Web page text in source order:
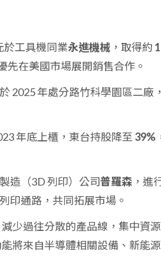
於工具機同業永進機械 ，取得約
先在美國市場展開銷售合作。
2025 年處分路竹科學園區二
年底上櫃，東台持股降至 39%
造（3D 列印）公司普羅森 ，進
印通路，共同拓展市場。
少過往分散的產品線，集中資
能將來自半導體相關設備、新能